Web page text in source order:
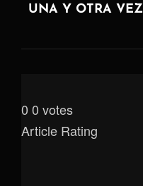
ANTERIOR
UNA Y OTRA VEZ
0 0 votes
Article Rating